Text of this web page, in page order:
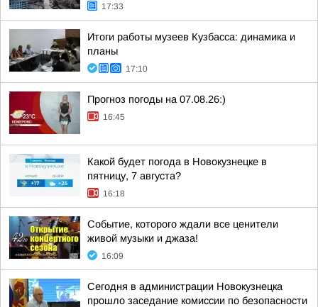
17:33
Итоги работы музеев Кузбасса: динамика и
планы
17:10
Прогноз погоды на 07.08.26:)
16:45
Какой будет погода в Новокузнецке в
пятницу, 7 августа?
16:18
Событие, которого ждали все ценители
живой музыки и джаза!
16:09
Сегодня в администрации Новокузнецка
прошло заседание комиссии по безопасности